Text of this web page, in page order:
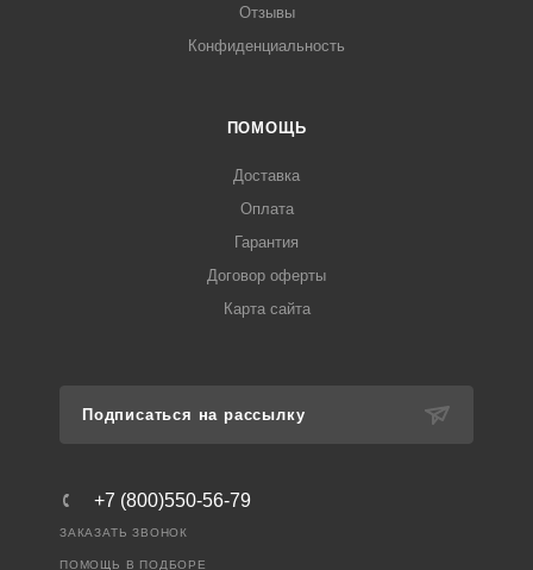
Отзывы
Конфиденциальность
ПОМОЩЬ
Доставка
Оплата
Гарантия
Договор оферты
Карта сайта
Подписаться на рассылку
+7 (800)550-56-79
ЗАКАЗАТЬ ЗВОНОК
ПОМОЩЬ В ПОДБОРЕ